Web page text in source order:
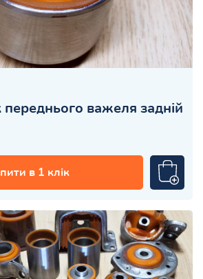
важеля задній
в 1 клік